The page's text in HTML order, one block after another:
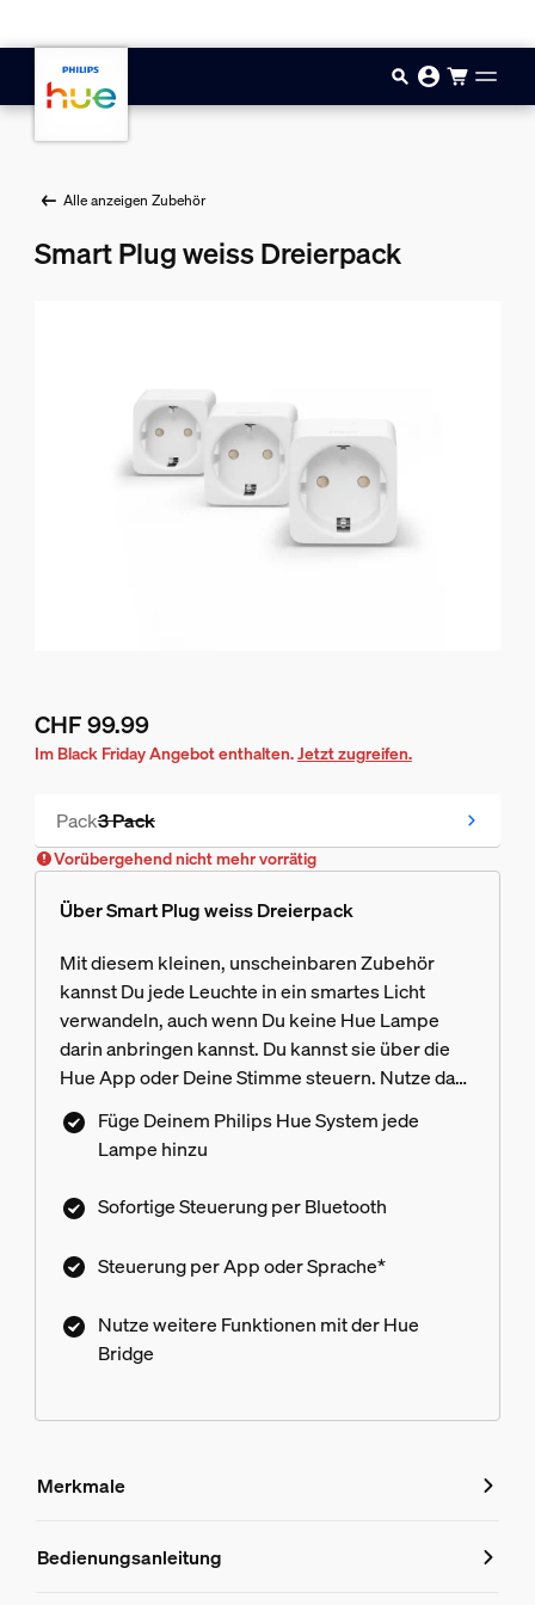
Alle anzeigen Zubehör
Smart Plug weiss Dreierpack
Aktueller Preis ist CHF 99.99
CHF 99.99
Im Black Friday Angebot enthalten.Jetzt zugreifen.
Pack3 Pack
Vorübergehend nicht mehr vorrätig
Vorübergehend nicht mehr vorrätig
Über Smart Plug weiss Dreierpack
Mit diesem kleinen, unscheinbaren Zubehör
kannst Du jede Leuchte in ein smartes Licht
verwandeln, auch wenn Du keine Hue Lampe
darin anbringen kannst. Du kannst sie über die
Hue App oder Deine Stimme steuern. Nutze das
Licht sofort per Bluetooth oder verbinde die
Lampen mit der Hue Bridge, um weitere
Funktionen zu nutzen.
Füge Deinem Philips Hue System jede
Lampe hinzu
Sofortige Steuerung per Bluetooth
Steuerung per App oder Sprache*
Nutze weitere Funktionen mit der Hue
Bridge
Merkmale
Merkmale
Bedienungsanleitung